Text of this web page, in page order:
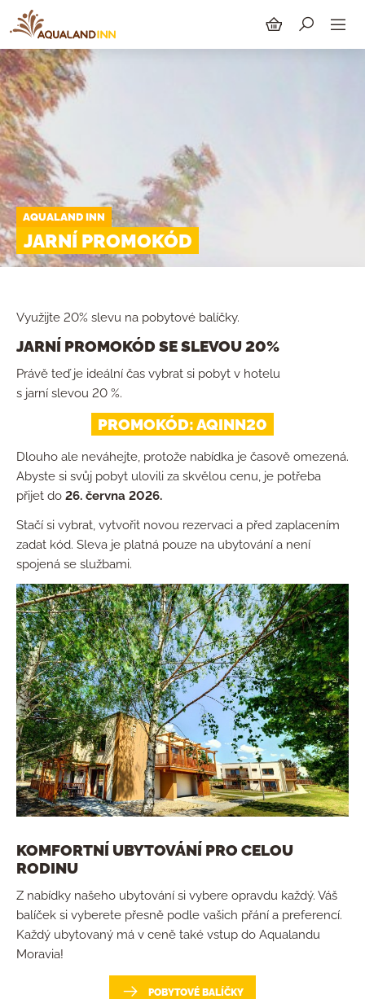
AQUALAND INN
JARNÍ PROMOKÓD
Využijte 20% slevu na pobytové balíčky.
JARNÍ PROMOKÓD SE SLEVOU 20%
Právě teď je ideální čas vybrat si pobyt v hotelu
s jarní slevou 20 %.
PROMOKÓD: AQINN20
Dlouho ale neváhejte, protože nabídka je časově omezená.
Abyste si svůj pobyt ulovili za skvělou cenu, je potřeba
přijet do 26. června 2026.
Stačí si vybrat, vytvořit novou rezervaci a před zaplacením
zadat kód. Sleva je platná pouze na ubytování a není
spojená se službami.
KOMFORTNÍ UBYTOVÁNÍ PRO CELOU
RODINU
Z nabídky našeho ubytování si vybere opravdu každý. Váš
balíček si vyberete přesně podle vašich přání a preferencí.
Každý ubytovaný má v ceně také vstup do Aqualandu
Moravia!
POBYTOVÉ BALÍČKY